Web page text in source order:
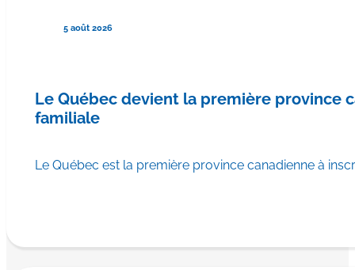
5 août 2026
Le Québec devient la première province
familiale
Le Québec est la première province canadienne à